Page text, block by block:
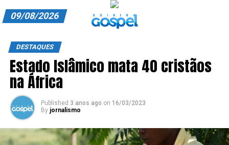
ANUNCIE CONOSCO
ASSINE
CARRINHO
EDITORIAL
09/08/2026
DESTAQUES
Estado Islâmico mata 40 cristãos
na África
Published 3 anos ago on 16/03/2023
By jornalismo